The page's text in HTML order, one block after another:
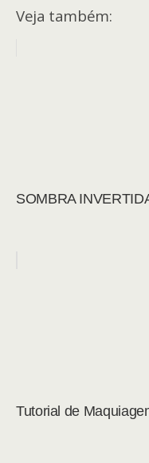
Veja também:
SOMBRA
Tutorial de